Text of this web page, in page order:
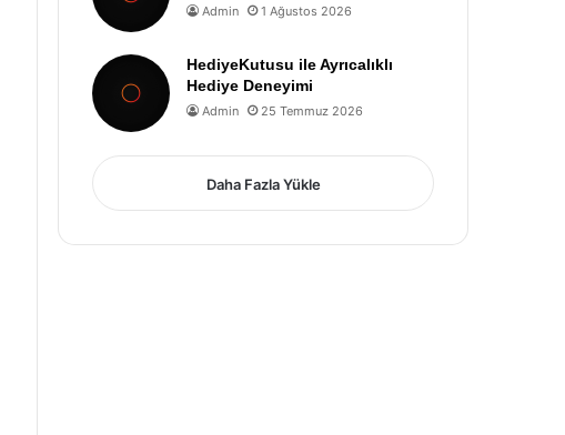
Admin 1 Ağustos 2026
HediyeKutusu ile Ayrıcalıklı
Hediye Deneyimi
Admin 25 Temmuz 2026
Daha Fazla Yükle